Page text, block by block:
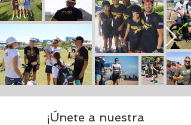
¡Únete a nuestra